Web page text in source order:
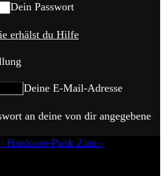
Dein Passwort
erhälst du Hilfe
Deine E-Mail-Adresse
an deine von dir angegebene